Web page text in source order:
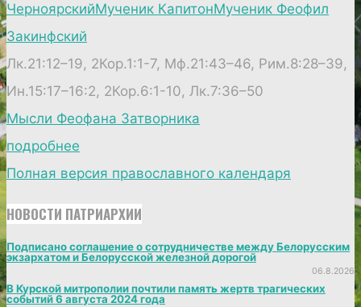
ЧерноярскийМученик КапитонМученик Феофил
Закинфский
Лк.21:12–19, 2Кор.1:1-7, Мф.21:43–46, Рим.8:28–39,
Ин.15:17–16:2, 2Кор.6:1-10, Лк.7:36–50
Мысли Феофана Затворника
подробнее
Полная версия православного календаря
НОВОСТИ ПАТРИАРХИИ
Подписано соглашение о сотрудничестве между Белорусским
экзархатом и Белорусской железной дорогой
06.8.2026
В Курской митрополии почтили память жертв трагических
событий 6 августа 2024 года